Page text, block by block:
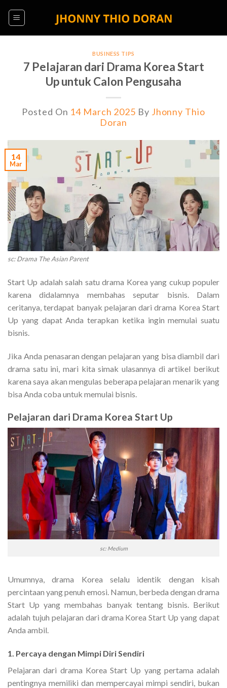
BUSINESS TIPS
7 Pelajaran dari Drama Korea Start
Up untuk Calon Pengusaha
Posted On 14 March 2025 By Jhonny Thio
Doran
14
Mar
sc: Drama The Asian Parent
Start Up adalah salah satu drama Korea yang cukup populer
karena didalamnya membahas seputar bisnis. Dalam
ceritanya, terdapat banyak pelajaran dari drama Korea Start
Up yang dapat Anda terapkan ketika ingin memulai suatu
bisnis.
Jika Anda penasaran dengan pelajaran yang bisa diambil dari
drama satu ini, mari kita simak ulasannya di artikel berikut
karena saya akan mengulas beberapa pelajaran menarik yang
bisa Anda coba untuk memulai bisnis.
Pelajaran dari Drama Korea Start Up
sc: Medium
Umumnya, drama Korea selalu identik dengan kisah
percintaan yang penuh emosi. Namun, berbeda dengan drama
Start Up yang membahas banyak tentang bisnis. Berikut
adalah tujuh pelajaran dari drama Korea Start Up yang dapat
Anda ambil.
1. Percaya dengan Mimpi Diri Sendiri
Pelajaran dari drama Korea Start Up yang pertama adalah
pentingnya memiliki dan mempercayai mimpi sendiri, bukan